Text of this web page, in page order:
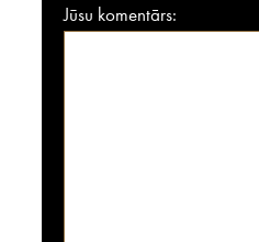
Jūsu komentārs: